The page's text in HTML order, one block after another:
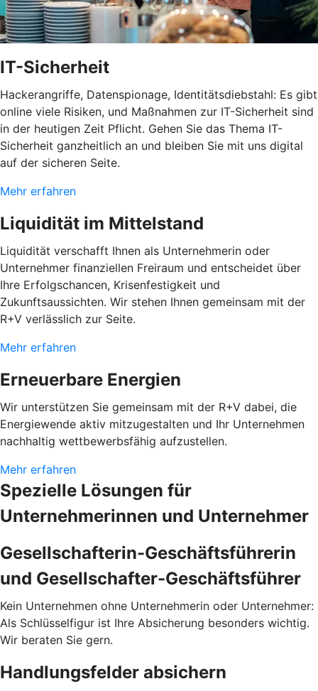
IT-Sicherheit
Hackerangriffe, Datenspionage, Identitätsdiebstahl: Es gibt
online viele Risiken, und Maßnahmen zur IT-Sicherheit sind
in der heutigen Zeit Pflicht. Gehen Sie das Thema IT-
Sicherheit ganzheitlich an und bleiben Sie mit uns digital
auf der sicheren Seite.
Mehr erfahren
Liquidität im Mittelstand
Liquidität verschafft Ihnen als Unternehmerin oder
Unternehmer finanziellen Freiraum und entscheidet über
Ihre Erfolgschancen, Krisenfestigkeit und
Zukunftsaussichten. Wir stehen Ihnen gemeinsam mit der
R+V verlässlich zur Seite.
Mehr erfahren
Erneuerbare Energien
Wir unterstützen Sie gemeinsam mit der R+V dabei, die
Energiewende aktiv mitzugestalten und Ihr Unternehmen
nachhaltig wettbewerbsfähig aufzustellen.
Mehr erfahren
Spezielle Lösungen für
Unternehmerinnen und Unternehmer
Gesellschafterin-Geschäftsführerin
und Gesellschafter-Geschäftsführer
Kein Unternehmen ohne Unternehmerin oder Unternehmer:
Als Schlüsselfigur ist Ihre Absicherung besonders wichtig.
Wir beraten Sie gern.
Handlungsfelder absichern